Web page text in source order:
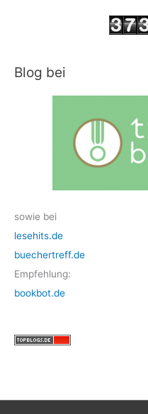
Blog bei
sowie bei
lesehits.de
buechertreff.de
Empfehlung:
bookbot.de